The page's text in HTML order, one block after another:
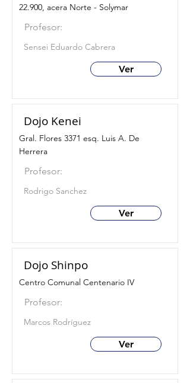
22.900, acera Norte - Solymar
Profesor:
Sensei Eduardo Cabrera
Ver
Dojo Kenei
Gral. Flores 3371 esq. Luis A. De
Herrera
Profesor:
Rodrigo Sanchez
Ver
Dojo Shinpo
Centro Comunal Centenario IV
Profesor:
Marcos Rodríguez
Ver